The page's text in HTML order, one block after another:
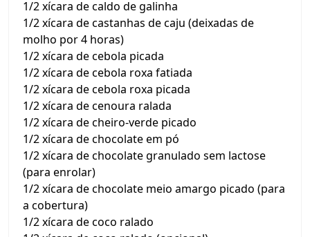
1/2 xícara de caldo de galinha
1/2 xícara de castanhas de caju (deixadas de
molho por 4 horas)
1/2 xícara de cebola picada
1/2 xícara de cebola roxa fatiada
1/2 xícara de cebola roxa picada
1/2 xícara de cenoura ralada
1/2 xícara de cheiro-verde picado
1/2 xícara de chocolate em pó
1/2 xícara de chocolate granulado sem lactose
(para enrolar)
1/2 xícara de chocolate meio amargo picado (para
a cobertura)
1/2 xícara de coco ralado